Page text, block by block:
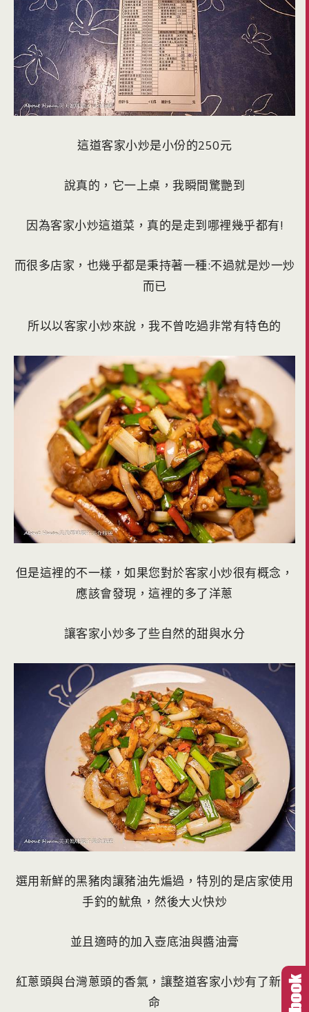
這道客家小炒是小份的250元
說真的，它一上桌，我瞬間驚艷到
因為客家小炒這道菜，真的是走到哪裡幾乎都有!
而很多店家，也幾乎都是秉持著一種:不過就是炒一炒
而已
所以以客家小炒來說，我不曾吃過非常有特色的
但是這裡的不一樣，如果您對於客家小炒很有概念，
應該會發現，這裡的多了洋蔥
讓客家小炒多了些自然的甜與水分
選用新鮮的黑豬肉讓豬油先煸過，特別的是店家使用
手釣的魷魚，然後大火快炒
並且適時的加入壺底油與醬油膏
紅蔥頭與台灣蔥頭的香氣，讓整道客家小炒有了新生
命